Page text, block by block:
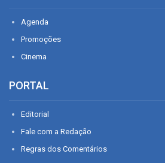
Agenda
Promoções
Cinema
PORTAL
Editorial
Fale com a Redação
Regras dos Comentários